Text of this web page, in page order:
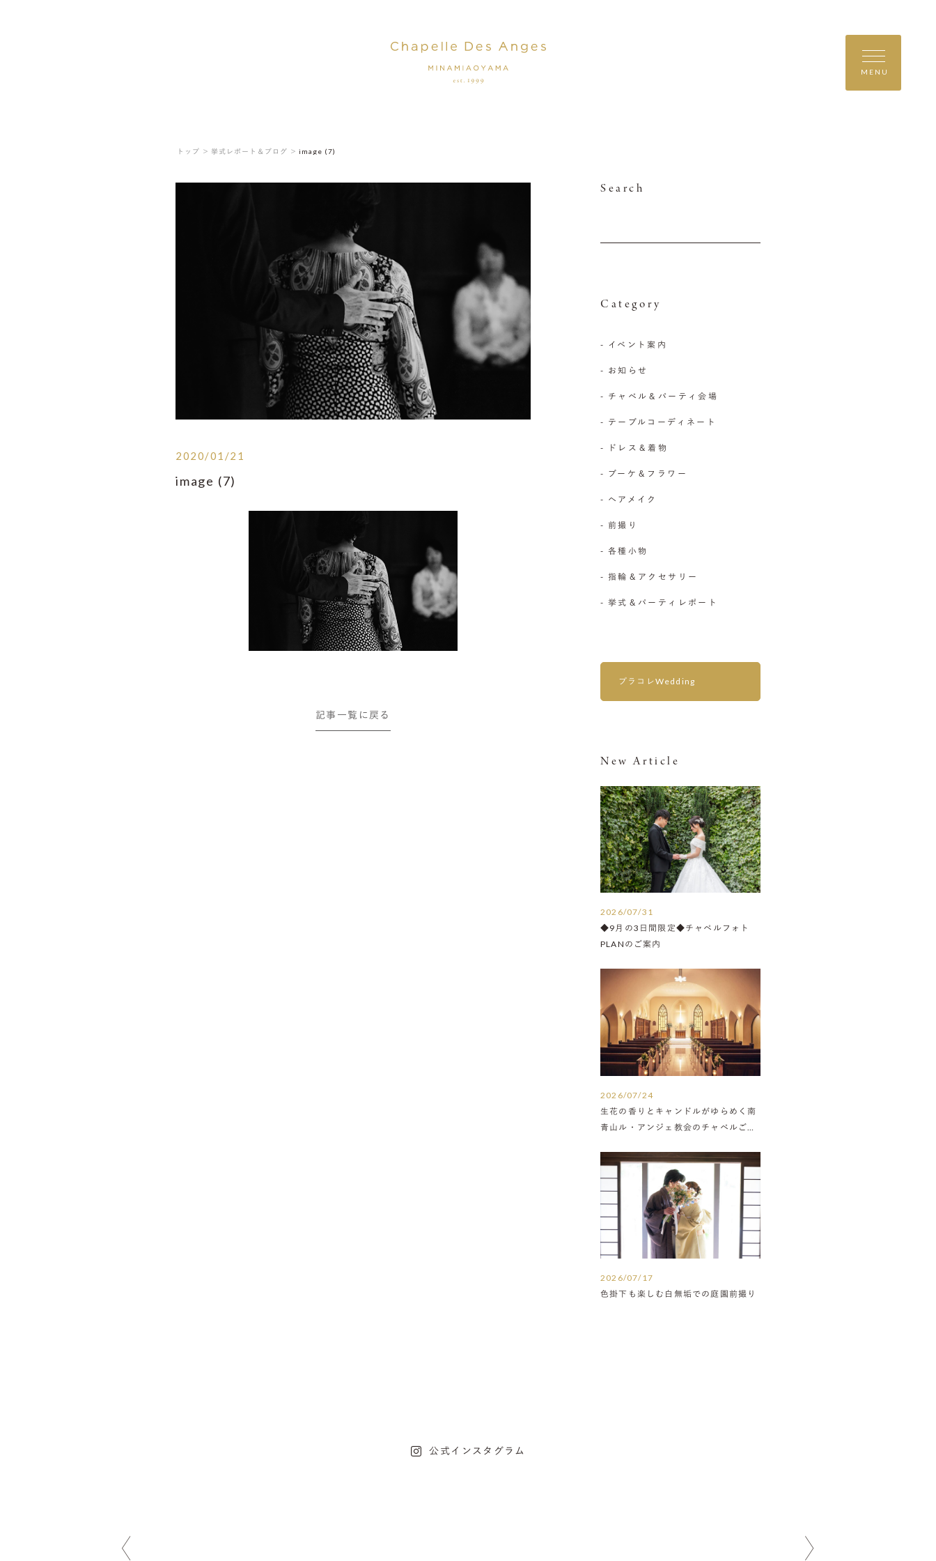
MENU
トップ ＞ 挙式レポート＆ブログ ＞ image (7)
2020/01/21
image (7)
記事一覧に戻る
Search
Category
- イベント案内
- お知らせ
- チャペル＆パーティ会場
- テーブルコーディネート
- ドレス＆着物
- ブーケ＆フラワー
- ヘアメイク
- 前撮り
- 各種小物
- 指輪＆アクセサリー
- 挙式＆パーティレポート
プラコレWedding
New Article
2026/07/31
◆9月の3日間限定◆チャペルフォト
PLANのご案内
2026/07/24
生花の香りとキャンドルがゆらめく南
青山ル・アンジェ教会のチャペルご紹
2026/07/17
色掛下も楽しむ白無垢での庭園前撮り
公式インスタグラム